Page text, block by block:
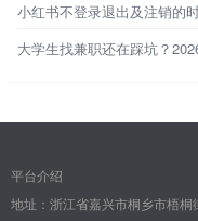
小红书不登录退出及注销的
大学生找兼职还在踩坑？
平台介绍
地址：浙江省嘉兴市桐乡市梧